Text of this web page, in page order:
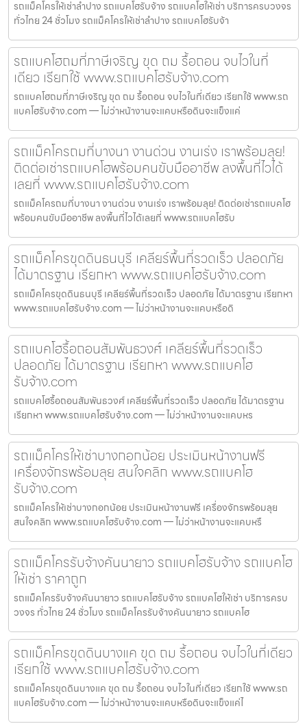
รถแม็คโครให้เช่าลำปาง รถแบคโฮรับจ้าง รถแบคโฮให้เช่า บริการครบวงจร
ทั่วไทย 24 ชั่วโมง รถแม็คโครให้เช่าลำปาง รถแบคโฮรับจ้า
รถแบคโฮถมที่ภาษีเจริญ ขุด ถม รื้อถอน จบไวในที่
เดียว เรียกใช้ www.รถแบคโฮรับจ้าง.com
รถแบคโฮถมที่ภาษีเจริญ ขุด ถม รื้อถอน จบไวในที่เดียว เรียกใช้ www.รถ
แบคโฮรับจ้าง.com — ไม่ว่าหน้างานจะแคบหรือดินจะแข็งแค่
รถแม็คโครถมที่บางนา งานด่วน งานเร่ง เราพร้อมลุย!
ติดต่อเช่ารถแบคโฮพร้อมคนขับมืออาชีพ ลงพื้นที่ไวได้
เลยที่ www.รถแบคโฮรับจ้าง.com
รถแม็คโครถมที่บางนา งานด่วน งานเร่ง เราพร้อมลุย! ติดต่อเช่ารถแบคโฮ
พร้อมคนขับมืออาชีพ ลงพื้นที่ไวได้เลยที่ www.รถแบคโฮรับ
รถแม็คโครขุดดินธนบุรี เคลียร์พื้นที่รวดเร็ว ปลอดภัย
ได้มาตรฐาน เรียกหา www.รถแบคโฮรับจ้าง.com
รถแม็คโครขุดดินธนบุรี เคลียร์พื้นที่รวดเร็ว ปลอดภัย ได้มาตรฐาน เรียกหา
www.รถแบคโฮรับจ้าง.com — ไม่ว่าหน้างานจะแคบหรือดิ
รถแบคโฮรื้อถอนสัมพันธวงศ์ เคลียร์พื้นที่รวดเร็ว
ปลอดภัย ได้มาตรฐาน เรียกหา www.รถแบคโฮ
รับจ้าง.com
รถแบคโฮรื้อถอนสัมพันธวงศ์ เคลียร์พื้นที่รวดเร็ว ปลอดภัย ได้มาตรฐาน
เรียกหา www.รถแบคโฮรับจ้าง.com — ไม่ว่าหน้างานจะแคบหร
รถแม็คโครให้เช่าบางกอกน้อย ประเมินหน้างานฟรี
เครื่องจักรพร้อมลุย สนใจคลิก www.รถแบคโฮ
รับจ้าง.com
รถแม็คโครให้เช่าบางกอกน้อย ประเมินหน้างานฟรี เครื่องจักรพร้อมลุย
สนใจคลิก www.รถแบคโฮรับจ้าง.com — ไม่ว่าหน้างานจะแคบหรื
รถแม็คโครรับจ้างคันนายาว รถแบคโฮรับจ้าง รถแบคโฮ
ให้เช่า ราคาถูก
รถแม็คโครรับจ้างคันนายาว รถแบคโฮรับจ้าง รถแบคโฮให้เช่า บริการครบ
วงจร ทั่วไทย 24 ชั่วโมง รถแม็คโครรับจ้างคันนายาว รถแบคโฮ
รถแม็คโครขุดดินบางแค ขุด ถม รื้อถอน จบไวในที่เดียว
เรียกใช้ www.รถแบคโฮรับจ้าง.com
รถแม็คโครขุดดินบางแค ขุด ถม รื้อถอน จบไวในที่เดียว เรียกใช้ www.รถ
แบคโฮรับจ้าง.com — ไม่ว่าหน้างานจะแคบหรือดินจะแข็งแค่ไ